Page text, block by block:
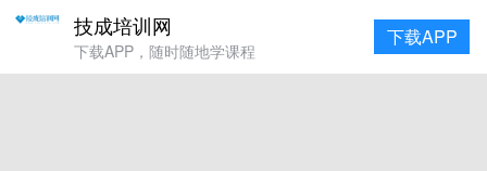
技成培训网
下载APP，随时随地学课程
下载APP